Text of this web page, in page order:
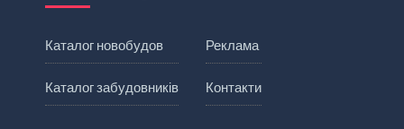
Каталог новобудов
Каталог забудовників
Реклама
Контакти